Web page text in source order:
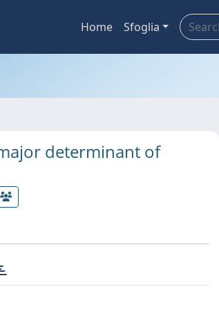
Home Sfoglia
determinant of